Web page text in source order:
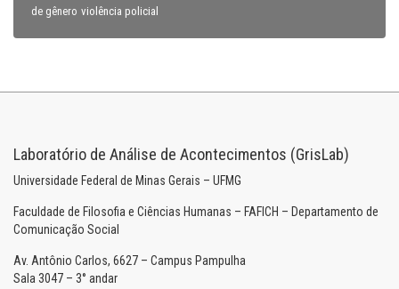
de gênero violência policial
Laboratório de Análise de Acontecimentos (GrisLab)
Universidade Federal de Minas Gerais – UFMG
Faculdade de Filosofia e Ciências Humanas – FAFICH – Departamento de
Comunicação Social
Av. Antônio Carlos, 6627 – Campus Pampulha
Sala 3047 – 3° andar